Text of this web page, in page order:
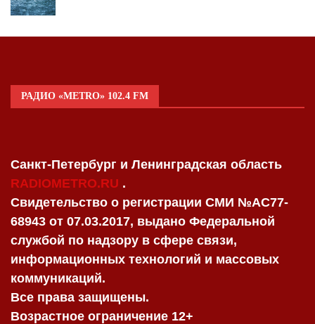
РАДИО «METRO» 102.4 FM
Санкт-Петербург и Ленинградская область
RADIOMETRO.RU .
Свидетельство о регистрации СМИ №AC77-
68943 от 07.03.2017, выдано Федеральной
службой по надзору в сфере связи,
информационных технологий и массовых
коммуникаций.
Все права защищены.
Возрастное ограничение 12+